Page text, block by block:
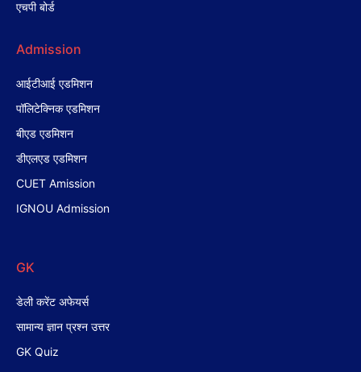
एचपी बोर्ड
Admission
आईटीआई एडमिशन
पॉलिटेक्निक एडमिशन
बीएड एडमिशन
डीएलएड एडमिशन
CUET Amission
IGNOU Admission
GK
डेली करेंट अफेयर्स
सामान्य ज्ञान प्रश्न उत्तर
GK Quiz